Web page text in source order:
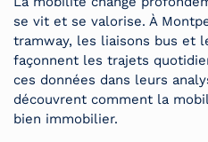
se vit et se valorise. À
tramway, les liaisons bus et
façonnent les trajets
ces données dans leurs
découvrent comment la
bien immobilier.